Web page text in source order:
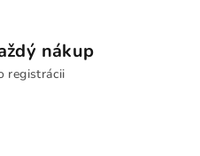
nákup
registrácii